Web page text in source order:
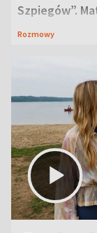
Szpiegów”.
Janicki odsłonił
Rozmowy